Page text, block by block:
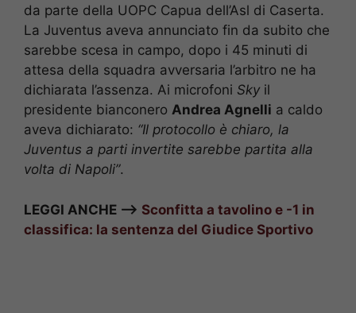
da parte della UOPC Capua dell’Asl di Caserta.
La Juventus aveva annunciato fin da subito che
sarebbe scesa in campo, dopo i 45 minuti di
attesa della squadra avversaria l’arbitro ne ha
dichiarata l’assenza. Ai microfoni Sky il
presidente bianconero Andrea Agnelli a caldo
aveva dichiarato: “Il protocollo è chiaro, la
Juventus a parti invertite sarebbe partita alla
volta di Napoli”.
LEGGI ANCHE –> Sconfitta a tavolino e -1 in
classifica: la sentenza del Giudice Sportivo